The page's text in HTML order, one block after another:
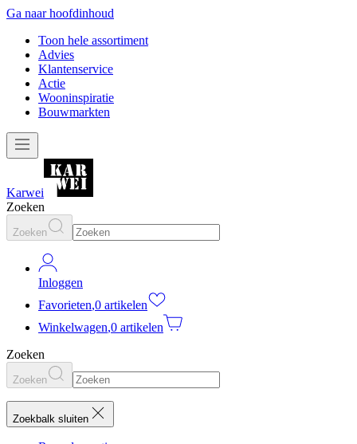
Ga naar hoofdinhoud
Toon hele assortiment
Advies
Klantenservice
Actie
Wooninspiratie
Bouwmarkten
Karwei
Zoeken
Zoeken
Inloggen
Favorieten,0 artikelen
Winkelwagen,0 artikelen
Zoeken
Zoeken
Zoekbalk sluiten